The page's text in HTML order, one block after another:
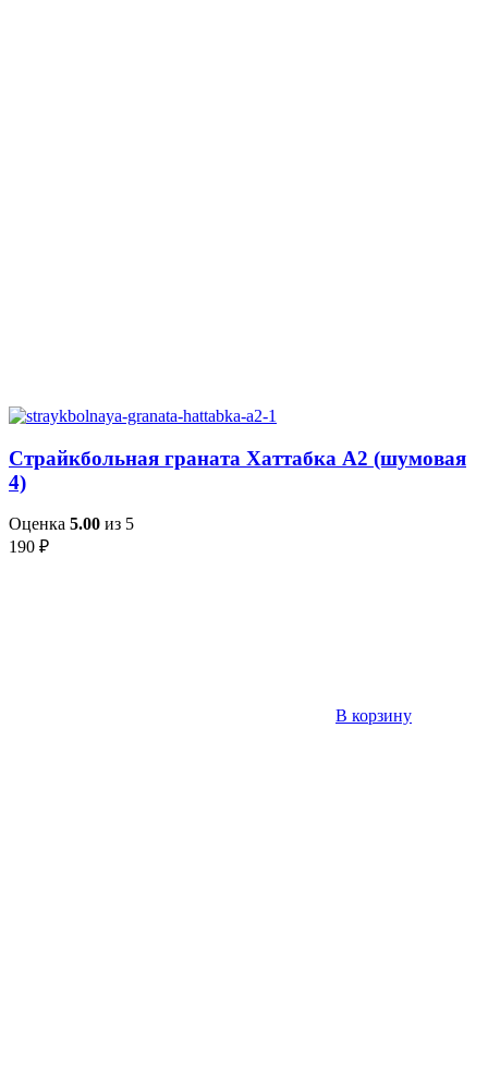
Страйкбольная граната Хаттабка А2 (шумовая
4)
Оценка 5.00 из 5
190 ₽
В корзину